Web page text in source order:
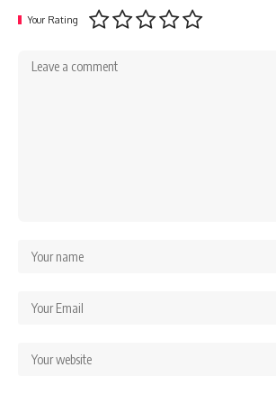
Your Rating